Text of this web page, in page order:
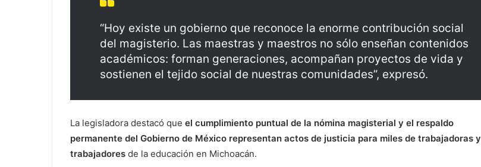
“Hoy existe un gobierno que reconoce la enorme contribución social
del magisterio. Las maestras y maestros no sólo enseñan contenidos
académicos: forman generaciones, acompañan proyectos de vida y
sostienen el tejido social de nuestras comunidades”, expresó.
La legisladora destacó que el cumplimiento puntual de la nómina magisterial y el respaldo
permanente del Gobierno de México representan actos de justicia para miles de trabajadoras y
trabajadores de la educación en Michoacán.